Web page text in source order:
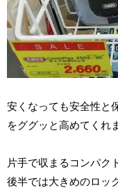
安くなっても安全性と
をググッと高めてくれ
片手で収まるコンパク
後半では大きめのロッ